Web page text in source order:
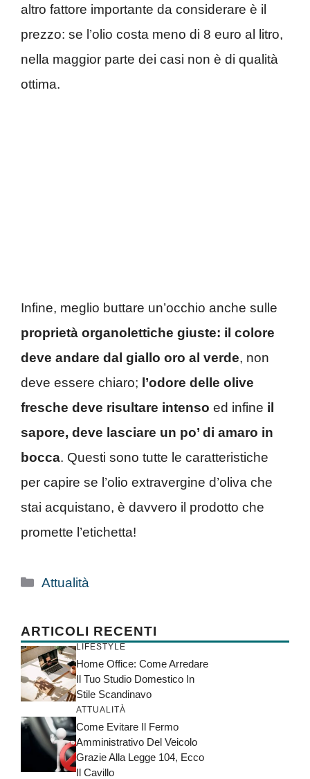
altro fattore importante da considerare è il
prezzo: se l’olio costa meno di 8 euro al litro,
nella maggior parte dei casi non è di qualità
ottima.
Infine, meglio buttare un’occhio anche sulle
proprietà organolettiche giuste: il colore
deve andare dal giallo oro al verde, non
deve essere chiaro; l’odore delle olive
fresche deve risultare intenso ed infine il
sapore, deve lasciare un po’ di amaro in
bocca. Questi sono tutte le caratteristiche
per capire se l’olio extravergine d’oliva che
stai acquistano, è davvero il prodotto che
promette l’etichetta!
Categorie
Attualità
ARTICOLI RECENTI
LIFESTYLE
Home Office: Come Arredare
Il Tuo Studio Domestico In
Stile Scandinavo
ATTUALITÀ
Come Evitare Il Fermo
Amministrativo Del Veicolo
Grazie Alla Legge 104, Ecco
Il Cavillo